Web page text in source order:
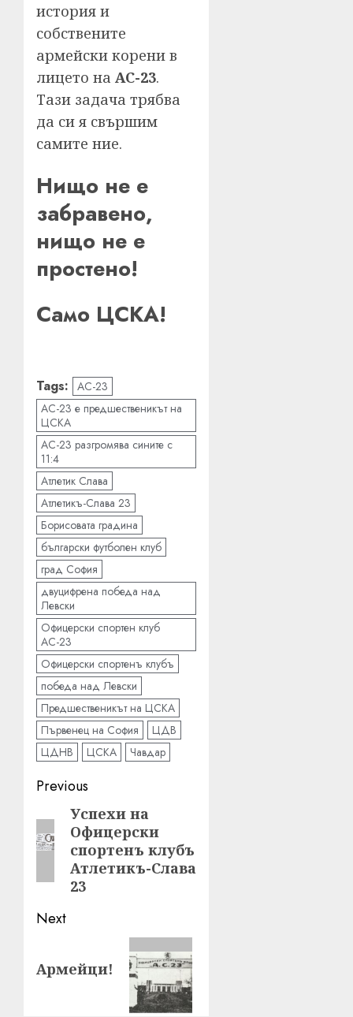
история и
собствените
армейски корени в
лицето на АС-23.
Тази задача трябва
да си я свършим
самите ние.
Нищо не е
забравено,
нищо не е
простено!
Само ЦСКА!
Tags: АС-23
АС-23 е предшественикът на
ЦСКА
АС-23 разгромява сините с
11:4
Атлетик Слава
Атлетикъ-Слава 23
Борисовата градина
български футболен клуб
град София
двуцифрена победа над
Левски
Офицерски спортен клуб
АС-23
Офицерски спортенъ клубъ
победа над Левски
Предшественикът на ЦСКА
Първенец на София
ЦДВ
ЦДНВ
ЦСКА Чавдар
Post
navigation
Previous
Previous
post:
Успехи на
Офицерски
спортенъ клубъ
Атлетикъ-Слава
23
Next
post:
Армейци!